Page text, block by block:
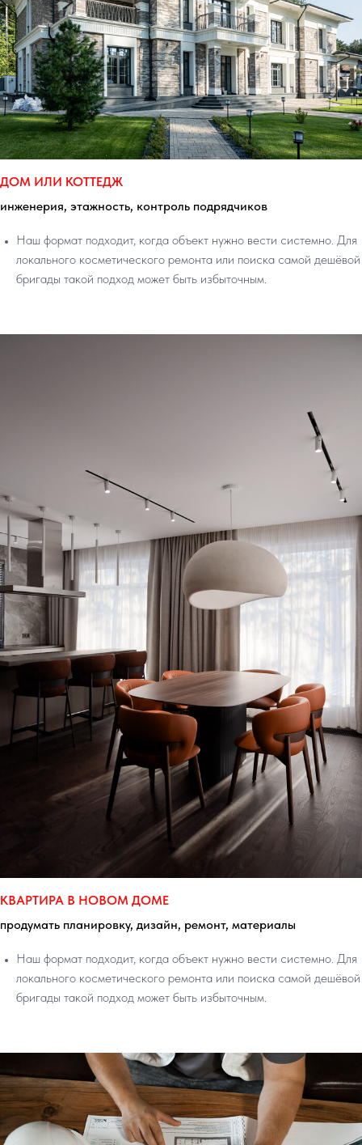
ДОМ ИЛИ КОТТЕДЖ
инженерия, этажность, контроль подрядчиков
Наш формат подходит, когда объект нужно вести системно. Для
локального косметического ремонта или поиска самой дешёвой
бригады такой подход может быть избыточным.
КВАРТИРА В НОВОМ ДОМЕ
продумать планировку, дизайн, ремонт, материалы
Наш формат подходит, когда объект нужно вести системно. Для
локального косметического ремонта или поиска самой дешёвой
бригады такой подход может быть избыточным.